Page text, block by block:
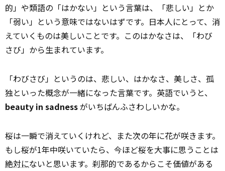
的」や類語の「はかない」という言葉は、「悲しい」とか
「弱い」という意味ではないはずです。日本人にとって、消
えていくものは美しいことです。このはかなさは、「わび
さび」から生まれています。
「わびさび」というのは、悲しい、はかなさ、美しさ、孤
独といった概念が一緒になった言葉です。英語でいうと、
beauty in sadnessがいちばんふさわしいかな。
桜は一瞬で消えていくけれど、また次の年に花が咲きます。
もし桜が1年中咲いていたら、今ほど桜を大事に思うことは
絶対にないと思います。刹那的であるからこそ価値がある